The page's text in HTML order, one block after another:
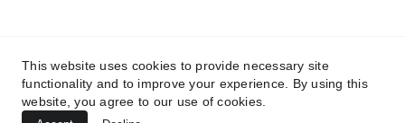
06 83 87 26 15
contact@atzdiagnosticimmobilier.fr
This website uses cookies to provide necessary site
functionality and to improve your experience. By using this
website, you agree to our use of cookies.